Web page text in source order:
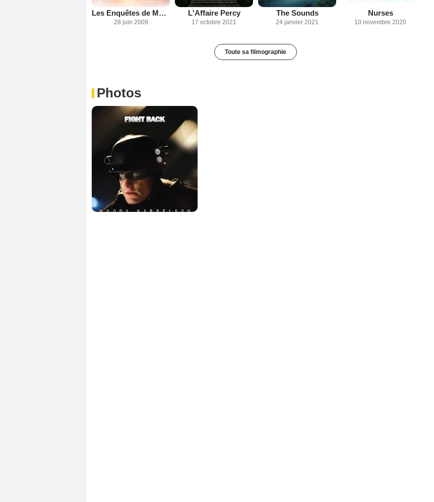
Les Enquêtes de Murdoch
28 juin 2009
L'Affaire Percy
17 octobre 2021
The Sounds
24 janvier 2021
Nurses
10 novembre 2020
Toute sa filmographie
Photos